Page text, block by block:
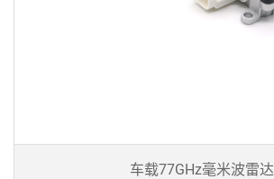
车载77GHz毫米波雷达